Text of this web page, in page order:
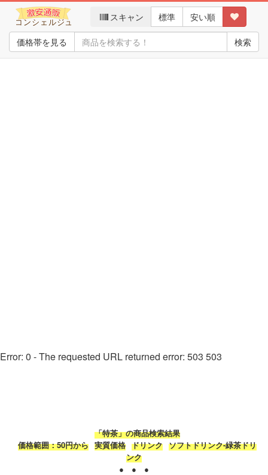
Error: 0 - The requested URL returned error: 503 503
スキャン 標準 安い順
価格帯を見る 検索
「特茶」の商品検索結果
価格範囲：50円から 実質価格 ドリンク ソフトドリンク-緑茶ドリ
ンク
● ● ●